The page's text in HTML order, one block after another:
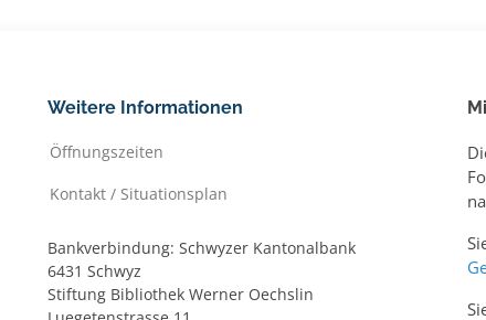
Weitere Informationen
Öffnungszeiten
Kontakt / Situationsplan
Bankverbindung: Schwyzer Kantonalbank
6431 Schwyz
Stiftung Bibliothek Werner Oechslin